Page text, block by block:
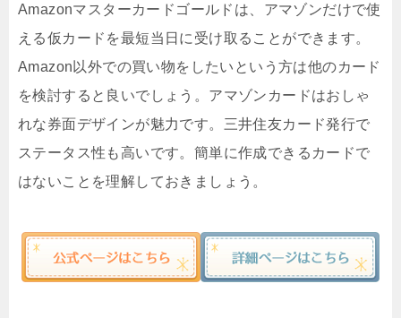
Amazonマスターカードゴールドは、アマゾンだけで使
える仮カードを最短当日に受け取ることができます。
Amazon以外での買い物をしたいという方は他のカード
を検討すると良いでしょう。アマゾンカードはおしゃ
れな券面デザインが魅力です。三井住友カード発行で
ステータス性も高いです。簡単に作成できるカードで
はないことを理解しておきましょう。